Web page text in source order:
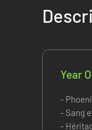
Year
-
- Sang
-